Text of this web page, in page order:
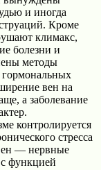
и иногда
Кроме
климакс,
болезни и
методы
вен на
а заболевание
контролируется
стресса
— нервные
функцией